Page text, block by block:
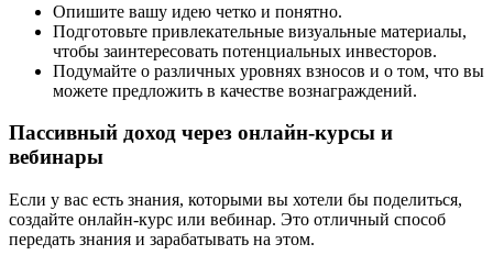
Опишите вашу идею четко и понятно.
Подготовьте привлекательные визуальные материалы,
чтобы заинтересовать потенциальных инвесторов.
Подумайте о различных уровнях взносов и о том, что вы
можете предложить в качестве вознаграждений.
Пассивный доход через онлайн-курсы и
вебинары
Если у вас есть знания, которыми вы хотели бы поделиться,
создайте онлайн-курс или вебинар. Это отличный способ
передать знания и зарабатывать на этом.